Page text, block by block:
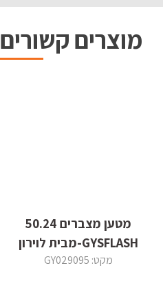
מוצרים קשורים
מטען מצברים 50.24
GYSFLASH-מבית לוירון
מקט: GY029095